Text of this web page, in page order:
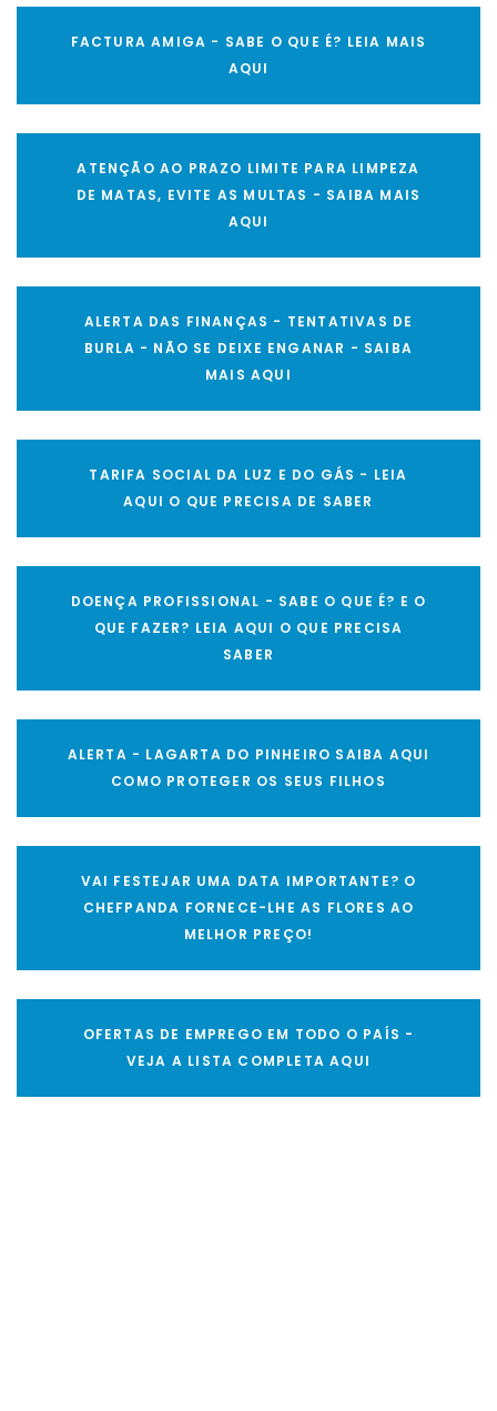
FACTURA AMIGA - SABE O QUE É? LEIA MAIS
AQUI
ATENÇÃO AO PRAZO LIMITE PARA LIMPEZA
DE MATAS, EVITE AS MULTAS - SAIBA MAIS
AQUI
ALERTA DAS FINANÇAS - TENTATIVAS DE
BURLA - NÃO SE DEIXE ENGANAR - SAIBA
MAIS AQUI
TARIFA SOCIAL DA LUZ E DO GÁS - LEIA
AQUI O QUE PRECISA DE SABER
DOENÇA PROFISSIONAL - SABE O QUE É? E O
QUE FAZER? LEIA AQUI O QUE PRECISA
SABER
ALERTA - LAGARTA DO PINHEIRO SAIBA AQUI
COMO PROTEGER OS SEUS FILHOS
VAI FESTEJAR UMA DATA IMPORTANTE? O
CHEFPANDA FORNECE-LHE AS FLORES AO
MELHOR PREÇO!
OFERTAS DE EMPREGO EM TODO O PAÍS -
VEJA A LISTA COMPLETA AQUI